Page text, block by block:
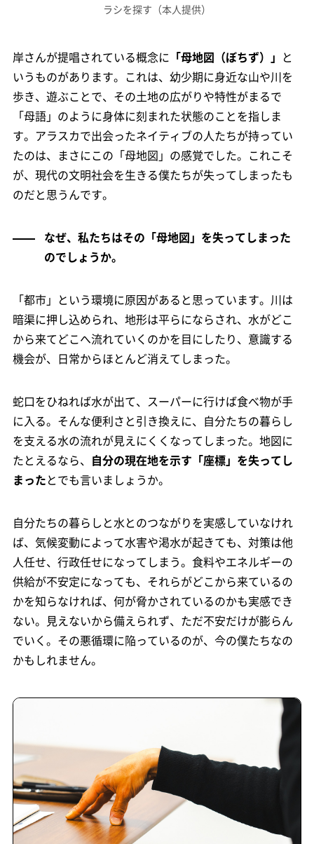
ラシを探す（本人提供）
岸さんが提唱されている概念に 「母地図（ぼちず）」 と
いうものがあります。これは、幼少期に身近な山や川を
歩き、遊ぶことで、その土地の広がりや特性がまるで
「母語」のように身体に刻まれた状態のことを指しま
す。アラスカで出会ったネイティブの人たちが持ってい
たのは、まさにこの「母地図」の感覚でした。これこそ
が、現代の文明社会を生きる僕たちが失ってしまったも
のだと思うんです。
なぜ、私たちはその「母地図」を失ってしまった
のでしょうか。
「都市」という環境に原因があると思っています。川は
暗渠に押し込められ、地形は平らにならされ、水がどこ
から来てどこへ流れていくのかを目にしたり、意識する
機会が、日常からほとんど消えてしまった。
蛇口をひねれば水が出て、スーパーに行けば食べ物が手
に入る。そんな便利さと引き換えに、自分たちの暮らし
を支える水の流れが見えにくくなってしまった。地図に
たとえるなら、 自分の現在地を示す「座標」を失ってし
まったとでも言いましょうか。
自分たちの暮らしと水とのつながりを実感していなけれ
ば、気候変動によって水害や渇水が起きても、対策は他
人任せ、行政任せになってしまう。食料やエネルギーの
供給が不安定になっても、それらがどこから来ているの
かを知らなければ、何が脅かされているのかも実感でき
ない。見えないから備えられず、ただ不安だけが膨らん
でいく。その悪循環に陥っているのが、今の僕たちなの
かもしれません。